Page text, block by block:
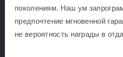
поколениям. Наш ум
предпочтение мгновенной
не вероятность награды в